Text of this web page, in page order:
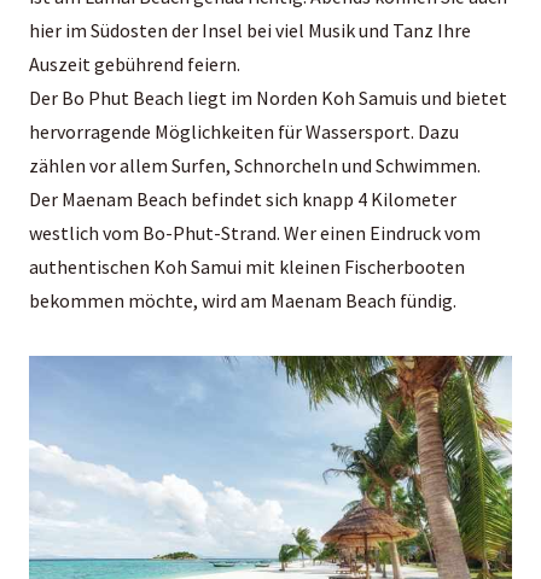
hier im Südosten der Insel bei viel Musik und Tanz Ihre
Auszeit gebührend feiern.
Der Bo Phut Beach liegt im Norden Koh Samuis und bietet
hervorragende Möglichkeiten für Wassersport. Dazu
zählen vor allem Surfen, Schnorcheln und Schwimmen.
Der Maenam Beach befindet sich knapp 4 Kilometer
westlich vom Bo-Phut-Strand. Wer einen Eindruck vom
authentischen Koh Samui mit kleinen Fischerbooten
bekommen möchte, wird am Maenam Beach fündig.